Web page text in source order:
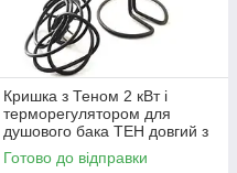
Кришка з Теном 2 кВт і
терморегулятором для
душового бака ТЕН довгий з
кришкою для літнього душу
Готово до відправки